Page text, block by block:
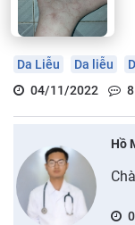
Da Liễu Da liễu
04/11/2022
8
Hồ